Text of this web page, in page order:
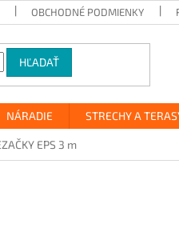
OBCHODNÉ PODMIENKY
HĽADAŤ
NÁRADIE STRECHY A
EPS 3 m